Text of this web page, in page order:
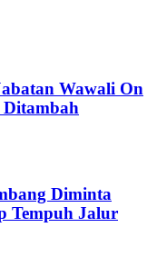
Wawali On
Diminta
Tempuh Jalur